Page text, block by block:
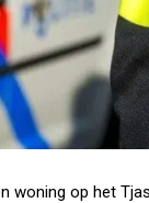
woning op het